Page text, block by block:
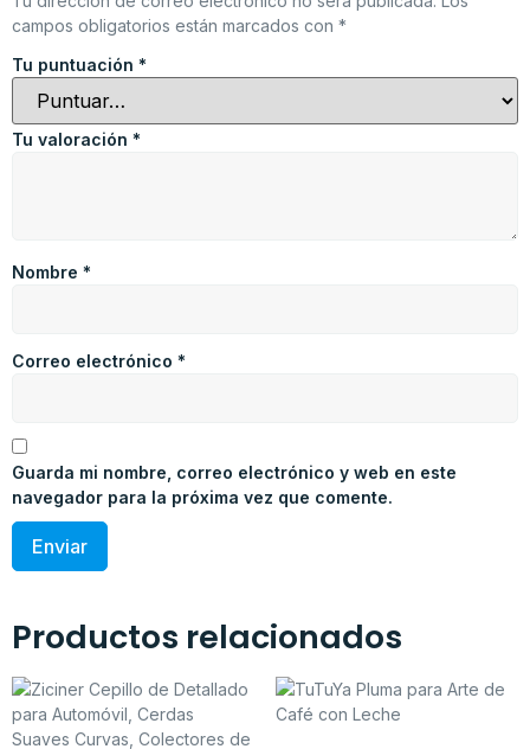
campos obligatorios están marcados con *
Tu puntuación *
Tu valoración *
Nombre *
Correo electrónico *
Guarda mi nombre, correo electrónico y web en este
navegador para la próxima vez que comente.
Productos relacionados